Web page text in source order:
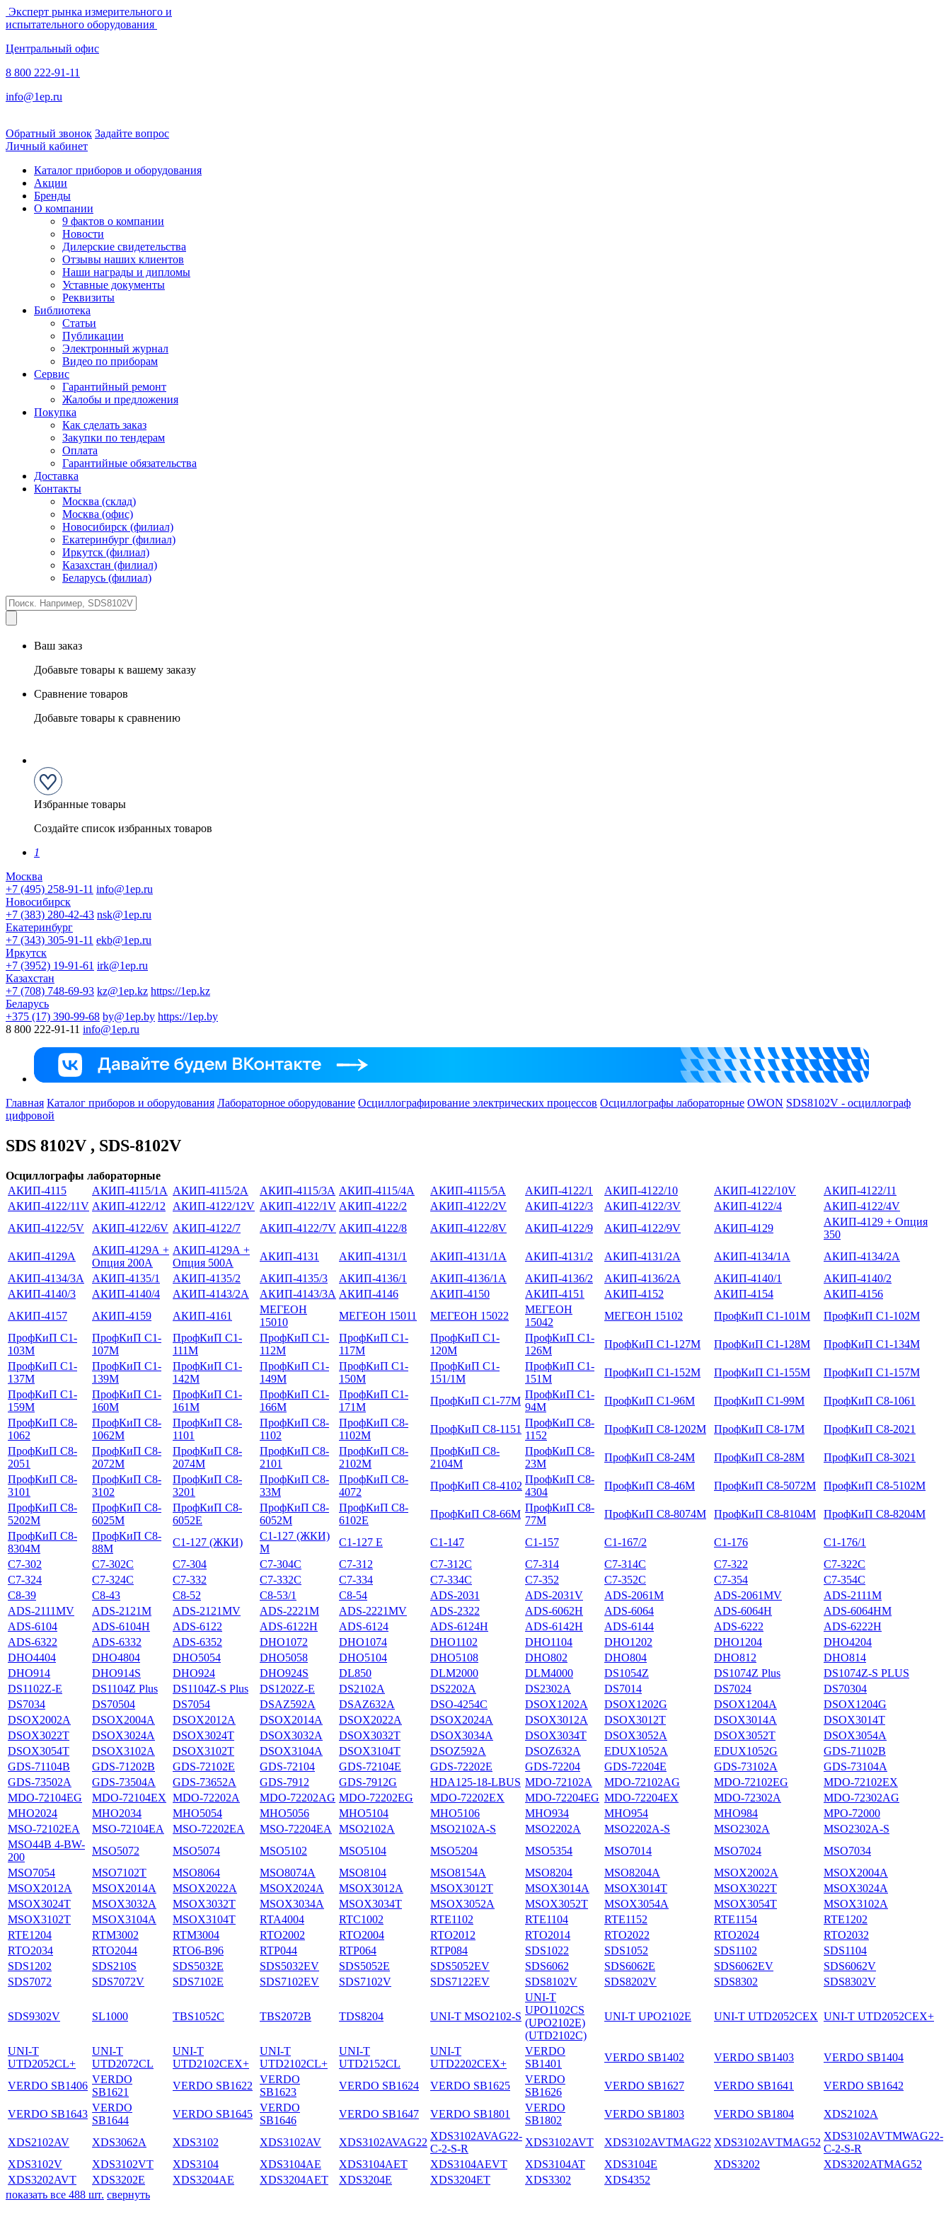
Эксперт рынка измерительного и
испытательного оборудования
Центральный офис
8 800 222-91-11
info@1ep.ru
Обратный звонок Задайте вопрос
Личный кабинет
Каталог приборов и оборудования
Акции
Бренды
О компании
9 фактов о компании
Новости
Дилерские свидетельства
Отзывы наших клиентов
Наши награды и дипломы
Уставные документы
Реквизиты
Библиотека
Статьи
Публикации
Электронный журнал
Видео по приборам
Сервис
Гарантийный ремонт
Жалобы и предложения
Покупка
Как сделать заказ
Закупки по тендерам
Оплата
Гарантийные обязательства
Доставка
Контакты
Москва (склад)
Москва (офис)
Новосибирск (филиал)
Екатеринбург (филиал)
Иркутск (филиал)
Казахстан (филиал)
Беларусь (филиал)
Ваш заказ
Добавьте товары к вашему заказу
Сравнение товаров
Добавьте товары к сравнению
Избранные товары
Создайте список избранных товаров
1
Москва
+7 (495) 258-91-11 info@1ep.ru
Новосибирск
+7 (383) 280-42-43 nsk@1ep.ru
Екатеринбург
+7 (343) 305-91-11 ekb@1ep.ru
Иркутск
+7 (3952) 19-91-61 irk@1ep.ru
Казахстан
+7 (708) 748-69-93 kz@1ep.kz https://1ep.kz
Беларусь
+375 (17) 390-99-68 by@1ep.by https://1ep.by
8 800 222-91-11 info@1ep.ru
Главная Каталог приборов и оборудования Лабораторное оборудование Осциллографирование электрических процессов Осциллографы лабораторные OWON SDS8102V - осциллограф
цифровой
SDS 8102V , SDS-8102V
Осциллографы лабораторные
АКИП-4115
АКИП-4115/1А АКИП-4115/2А АКИП-4115/3А АКИП-4115/4А АКИП-4115/5А АКИП-4122/1 АКИП-4122/10 АКИП-4122/10V
АКИП-4122/11
АКИП-4122/11V АКИП-4122/12 АКИП-4122/12V АКИП-4122/1V АКИП-4122/2 АКИП-4122/2V АКИП-4122/3 АКИП-4122/3V АКИП-4122/4
АКИП-4122/4V
АКИП-4122/5V
АКИП-4122/6V АКИП-4122/7 АКИП-4122/7V АКИП-4122/8 АКИП-4122/8V АКИП-4122/9 АКИП-4122/9V АКИП-4129
АКИП-4129 + Опция
350
АКИП-4129А
АКИП-4129А +
Опция 200А
АКИП-4129А +
Опция 500А
АКИП-4131 АКИП-4131/1 АКИП-4131/1А АКИП-4131/2 АКИП-4131/2А АКИП-4134/1А
АКИП-4134/2А
АКИП-4134/3А
АКИП-4135/1 АКИП-4135/2 АКИП-4135/3 АКИП-4136/1 АКИП-4136/1А АКИП-4136/2 АКИП-4136/2А АКИП-4140/1
АКИП-4140/2
АКИП-4140/3
АКИП-4140/4 АКИП-4143/2А АКИП-4143/3А АКИП-4146 АКИП-4150 АКИП-4151 АКИП-4152 АКИП-4154
АКИП-4156
АКИП-4157
АКИП-4159 АКИП-4161
МЕГЕОН
15010
МЕГЕОН 15011 МЕГЕОН 15022
МЕГЕОН
15042
МЕГЕОН 15102 ПрофКиП С1-101М
ПрофКиП С1-102М
ПрофКиП С1-
103М
ПрофКиП С1-
107М
ПрофКиП С1-
111М
ПрофКиП С1-
112М
ПрофКиП С1-
117М
ПрофКиП С1-
120М
ПрофКиП С1-
126М
ПрофКиП С1-127М ПрофКиП С1-128М
ПрофКиП С1-134М
ПрофКиП С1-
137М
ПрофКиП С1-
139М
ПрофКиП С1-
142М
ПрофКиП С1-
149М
ПрофКиП С1-
150М
ПрофКиП С1-
151/1М
ПрофКиП С1-
151М
ПрофКиП С1-152М ПрофКиП С1-155М
ПрофКиП С1-157М
ПрофКиП С1-
159М
ПрофКиП С1-
160М
ПрофКиП С1-
161М
ПрофКиП С1-
166М
ПрофКиП С1-
171М
ПрофКиП С1-77М
ПрофКиП С1-
94М
ПрофКиП С1-96М ПрофКиП С1-99М
ПрофКиП С8-1061
ПрофКиП С8-
1062
ПрофКиП С8-
1062М
ПрофКиП С8-
1101
ПрофКиП С8-
1102
ПрофКиП С8-
1102М
ПрофКиП С8-1151
ПрофКиП С8-
1152
ПрофКиП С8-1202М ПрофКиП С8-17М
ПрофКиП С8-2021
ПрофКиП С8-
2051
ПрофКиП С8-
2072М
ПрофКиП С8-
2074М
ПрофКиП С8-
2101
ПрофКиП С8-
2102М
ПрофКиП С8-
2104М
ПрофКиП С8-
23М
ПрофКиП С8-24М ПрофКиП С8-28М
ПрофКиП С8-3021
ПрофКиП С8-
3101
ПрофКиП С8-
3102
ПрофКиП С8-
3201
ПрофКиП С8-
33М
ПрофКиП С8-
4072
ПрофКиП С8-4102
ПрофКиП С8-
4304
ПрофКиП С8-46М ПрофКиП С8-5072М
ПрофКиП С8-5102М
ПрофКиП С8-
5202М
ПрофКиП С8-
6025М
ПрофКиП С8-
6052Е
ПрофКиП С8-
6052М
ПрофКиП С8-
6102Е
ПрофКиП С8-66М
ПрофКиП С8-
77М
ПрофКиП С8-8074М ПрофКиП С8-8104М
ПрофКиП С8-8204М
ПрофКиП С8-
8304М
ПрофКиП С8-
88М
С1-127 (ЖКИ)
С1-127 (ЖКИ)
М
С1-127 Е С1-147 С1-157 С1-167/2 С1-176
С1-176/1
С7-302
С7-302С С7-304 С7-304С С7-312 С7-312С С7-314 С7-314С С7-322
С7-322С
С7-324
С7-324С С7-332 С7-332С С7-334 С7-334С С7-352 С7-352С С7-354
С7-354С
С8-39
С8-43 С8-52 С8-53/1 С8-54 ADS-2031 ADS-2031V ADS-2061M ADS-2061MV
ADS-2111M
ADS-2111MV
ADS-2121M ADS-2121MV ADS-2221M ADS-2221MV ADS-2322 ADS-6062H ADS-6064 ADS-6064H
ADS-6064HM
ADS-6104
ADS-6104H ADS-6122 ADS-6122H ADS-6124 ADS-6124H ADS-6142H ADS-6144 ADS-6222
ADS-6222H
ADS-6322
ADS-6332 ADS-6352 DHO1072 DHO1074 DHO1102 DHO1104 DHO1202 DHO1204
DHO4204
DHO4404
DHO4804 DHO5054 DHO5058 DHO5104 DHO5108 DHO802 DHO804 DHO812
DHO814
DHO914
DHO914S DHO924 DHO924S DL850 DLM2000 DLM4000 DS1054Z DS1074Z Plus
DS1074Z-S PLUS
DS1102Z-E
DS1104Z Plus DS1104Z-S Plus DS1202Z-E DS2102А DS2202A DS2302A DS7014 DS7024
DS70304
DS7034
DS70504 DS7054 DSAZ592A DSAZ632A DSO-4254C DSOX1202A DSOX1202G DSOX1204A
DSOX1204G
DSOX2002A
DSOX2004A DSOX2012A DSOX2014A DSOX2022A DSOX2024A DSOX3012A DSOX3012T DSOX3014A
DSOX3014T
DSOX3022T
DSOX3024A DSOX3024T DSOX3032A DSOX3032T DSOX3034A DSOX3034T DSOX3052A DSOX3052T
DSOX3054A
DSOX3054T
DSOX3102A DSOX3102T DSOX3104A DSOX3104T DSOZ592A DSOZ632A EDUX1052A EDUX1052G
GDS-71102B
GDS-71104B
GDS-71202B GDS-72102E GDS-72104 GDS-72104E GDS-72202E GDS-72204 GDS-72204E GDS-73102A
GDS-73104A
GDS-73502A
GDS-73504A GDS-73652A GDS-7912 GDS-7912G HDA125-18-LBUS MDO-72102A MDO-72102AG MDO-72102EG
MDO-72102EX
MDO-72104EG
MDO-72104EX MDO-72202A MDO-72202AG MDO-72202EG MDO-72202EX MDO-72204EG MDO-72204EX MDO-72302A
MDO-72302AG
MHO2024
MHO2034 MHO5054 MHO5056 MHO5104 MHO5106 MHO934 MHO954 MHO984
MPO-72000
MSO-72102EA
MSO-72104EA MSO-72202EA MSO-72204EA MSO2102A MSO2102A-S MSO2202A MSO2202A-S MSO2302A
MSO2302A-S
MSO44B 4-BW-
200
MSO5072 MSO5074 MSO5102 MSO5104 MSO5204 MSO5354 MSO7014 MSO7024
MSO7034
MSO7054
MSO7102T MSO8064 MSO8074A MSO8104 MSO8154A MSO8204 MSO8204A MSOX2002A
MSOX2004A
MSOX2012A
MSOX2014A MSOX2022A MSOX2024A MSOX3012A MSOX3012T MSOX3014A MSOX3014T MSOX3022T
MSOX3024A
MSOX3024T
MSOX3032A MSOX3032T MSOX3034A MSOX3034T MSOX3052A MSOX3052T MSOX3054A MSOX3054T
MSOX3102A
MSOX3102T
MSOX3104A MSOX3104T RTA4004 RTC1002 RTE1102 RTE1104 RTE1152 RTE1154
RTE1202
RTE1204
RTM3002 RTM3004 RTO2002 RTO2004 RTO2012 RTO2014 RTO2022 RTO2024
RTO2032
RTO2034
RTO2044 RTO6-B96 RTP044 RTP064 RTP084 SDS1022 SDS1052 SDS1102
SDS1104
SDS1202
SDS210S SDS5032E SDS5032EV SDS5052E SDS5052EV SDS6062 SDS6062E SDS6062EV
SDS6062V
SDS7072
SDS7072V SDS7102E SDS7102EV SDS7102V SDS7122EV SDS8102V SDS8202V SDS8302 SDS8302V
SDS9302V SL1000 TBS1052C TBS2072B TDS8204 UNI-T MSO2102-S
UNI-T
UPO1102CS
(UPO2102E)
(UTD2102C)
UNI-T UPO2102E UNI-T UTD2052CEX UNI-T UTD2052CEX+
UNI-T
UTD2052CL+
UNI-T
UTD2072CL
UNI-T
UTD2102CEX+
UNI-T
UTD2102CL+
UNI-T
UTD2152CL
UNI-T
UTD2202CEX+
VERDO
SB1401
VERDO SB1402 VERDO SB1403 VERDO SB1404
VERDO SB1406
VERDO
SB1621
VERDO SB1622
VERDO
SB1623
VERDO SB1624 VERDO SB1625
VERDO
SB1626
VERDO SB1627 VERDO SB1641 VERDO SB1642
VERDO SB1643
VERDO
SB1644
VERDO SB1645
VERDO
SB1646
VERDO SB1647 VERDO SB1801
VERDO
SB1802
VERDO SB1803 VERDO SB1804 XDS2102A
XDS2102AV XDS3062A XDS3102 XDS3102AV XDS3102AVAG22
XDS3102AVAG22-
C-2-S-R
XDS3102AVT XDS3102AVTMAG22 XDS3102AVTMAG52
XDS3102AVTMWAG22-
C-2-S-R
XDS3102V
XDS3102VT XDS3104 XDS3104AE XDS3104AET XDS3104AEVT XDS3104AT XDS3104E XDS3202
XDS3202ATMAG52
XDS3202AVT
XDS3202E XDS3204AE XDS3204AET XDS3204E XDS3204ET XDS3302
XDS4352
показать все 488 шт. свернуть